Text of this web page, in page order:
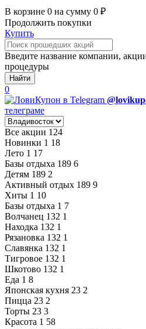
В корзине 0 на сумму 0 ₽
Продолжить покупки
Купить
Введите название компании,
процедуры
Найти
0
телеграме
Все акции 124
Новинки 1 18
Лето 1 17
Базы отдыха 189 6
Детям 189 2
Активный отдых 189 9
Хиты 1 10
Базы отдыха 1 7
Волчанец 132 1
Находка 132 1
Рязановка 132 1
Славянка 132 1
Тигровое 132 1
Шкотово 132 1
Еда 1 8
Японская кухня 23 2
Пицца 23 2
Торты 23 3
Красота 1 58